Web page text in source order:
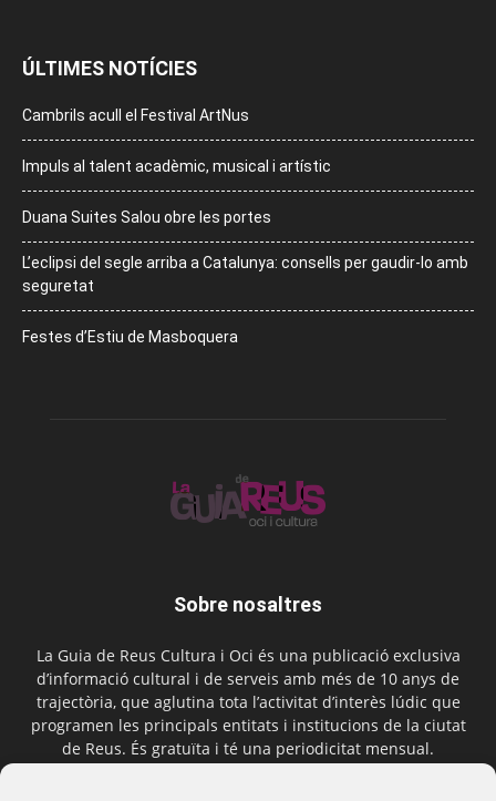
ÚLTIMES NOTÍCIES
Cambrils acull el Festival ArtNus
Impuls al talent acadèmic, musical i artístic
Duana Suites Salou obre les portes
L’eclipsi del segle arriba a Catalunya: consells per gaudir-lo amb
seguretat
Festes d’Estiu de Masboquera
Sobre nosaltres
La Guia de Reus Cultura i Oci és una publicació exclusiva
d’informació cultural i de serveis amb més de 10 anys de
trajectòria, que aglutina tota l’activitat d’interès lúdic que
programen les principals entitats i institucions de la ciutat
de Reus. És gratuïta i té una periodicitat mensual.